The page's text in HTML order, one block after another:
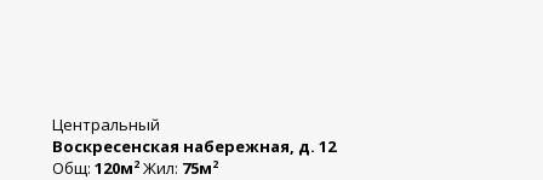
Центральный
Воскресенская набережная, д. 12
Общ: 120м2 Жил: 75м2